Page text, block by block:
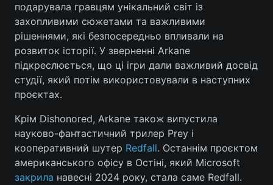
подарувала гравцям унікальний світ із
захопливими сюжетами та важливими
рішеннями, які безпосередньо впливали на
розвиток історії. У зверненні Arkane
підкреслюється, що ці ігри дали важливий досвід
студії, який потім використовували в наступних
проєктах.
Крім Dishonored, Arkane також випустила
науково-фантастичний трилер Prey і
кооперативний шутер Redfall. Останнім проєктом
американського офісу в Остіні, який Microsoft
закрила навесні 2024 року, стала саме Redfall.